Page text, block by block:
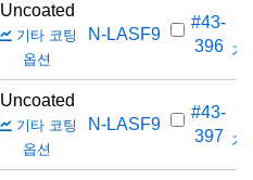
Uncoated
기타 코팅
옵션
N-LASF9
#43-
396 가
Uncoated
기타 코팅
옵션
N-LASF9
#43-
397 가